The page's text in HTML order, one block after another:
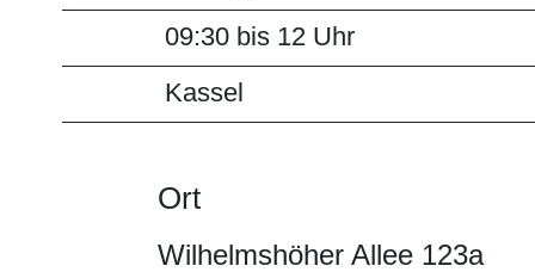
09:30 bis 12 Uhr
Kassel
Ort
Wilhelmshöher Allee 123a